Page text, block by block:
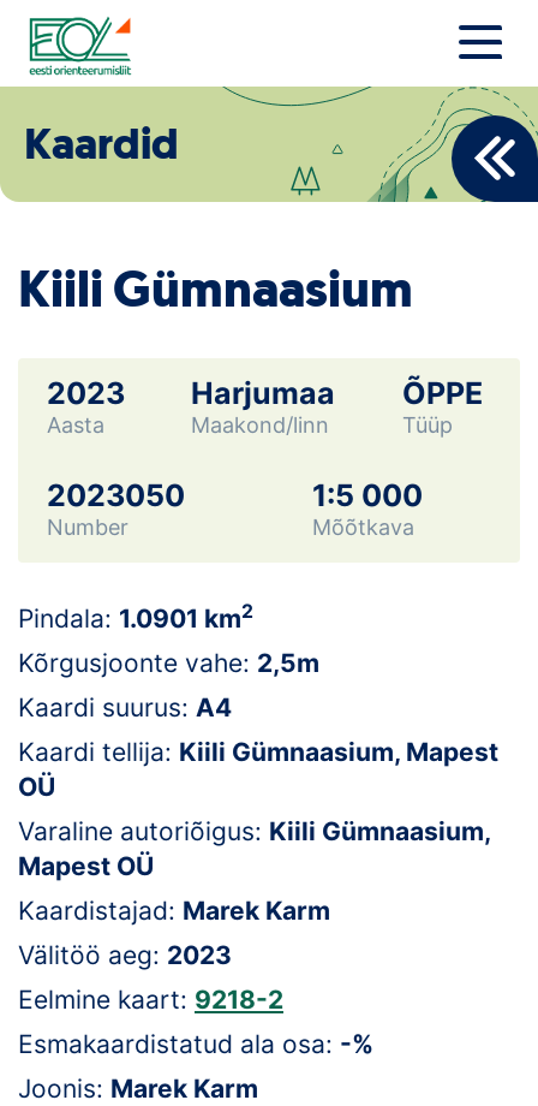
Liigu
sisu
juurde
Estonian Orienteering Federation
Eesti Orienteerumine 100!
Toetamine
Telli litsents!
Noored
Loha
EOL
Galerii
Kaardid
Kalender
Koondised
Tule klubisse!
Tulemused
Dokumendid
Kaardid
Kiili Gümnaasium
2023
Aasta
Harjumaa
Maakond/linn
ÕPPE
Tüüp
2023050
Number
1:5 000
Mõõtkava
Pindala: 1.0901 km2
Kõrgusjoonte vahe: 2,5m
Kaardi suurus: A4
Kaardi tellija: Kiili Gümnaasium, Mapest
OÜ
Varaline autoriõigus: Kiili Gümnaasium,
Mapest OÜ
Kaardistajad: Marek Karm
Välitöö aeg: 2023
Eelmine kaart: 9218-2
Esmakaardistatud ala osa: -%
Joonis: Marek Karm